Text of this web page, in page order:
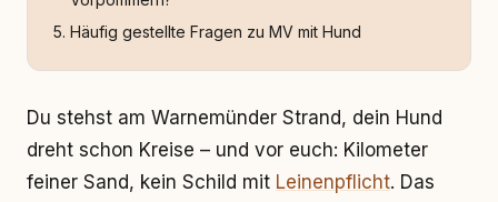
Häufig gestellte Fragen zu MV mit Hund
Du stehst am Warnemünder Strand, dein Hund
dreht schon Kreise – und vor euch: Kilometer
feiner Sand, kein Schild mit Leinenpflicht. Das